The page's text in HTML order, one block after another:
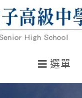
選單